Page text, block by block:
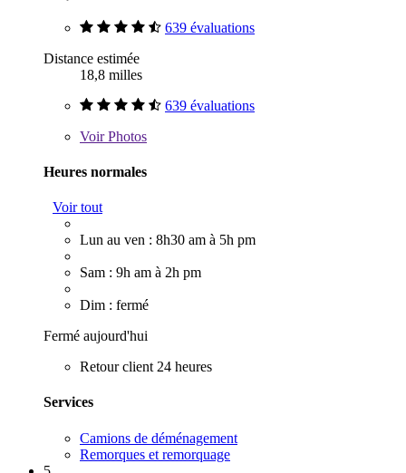
639 évaluations
Distance estimée
18,8 milles
639 évaluations
VoirPhotos
Heures normales
Voir tout
Lun au ven : 8h30 am à 5h pm
Sam : 9h am à 2h pm
Dim : fermé
Fermé aujourd'hui
Retour client 24 heures
Services
Camions de déménagement
Remorques et remorquage